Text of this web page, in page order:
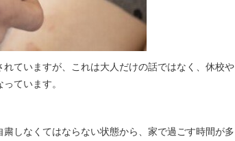
ていますが、これは大人だけの話ではなく、休校や
ています。
しなくてはならない状態から、家で過ごす時間が多